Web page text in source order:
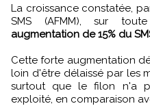
La croissance constatée, par l'étude Baromètre 2018 Push
SMS (AFMM), sur
augmentation de 15% du
Cette forte augmentation
loin d'être délaissé par les
surtout que le filon n'a
exploité, en comparaison